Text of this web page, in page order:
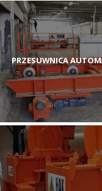
PRZESUWNICA